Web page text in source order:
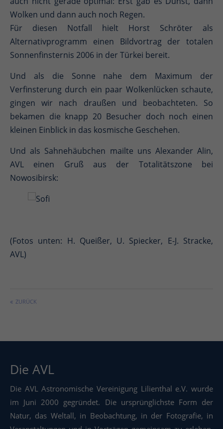
Wolken und dann auch noch Regen.
Für diesen Notfall hielt Horst Schröter als
Alternativprogramm einen Bildvortrag der totalen
Sonnenfinsternis 2006 in der Türkei bereit.
Und als die Sonne nahe dem Maximum der
Verfinsterung durch ein paar Wolkenlücken schaute,
gingen wir nach draußen und beobachteten. So
bekamen die knapp 20 Besucher doch noch einen
kleinen Einblick in das kosmische Geschehen.
Und als Sahnehäubchen mailte uns Alexander Alin,
AVL einen Gruß aus der Totalitätszone bei
Nowosibirsk:
(Fotos unten: H. Queißer, U. Spiecker, E-J. Stracke,
AVL)
ZURÜCK
Die AVL
Die AVL Astronomische Vereinigung Lilienthal e.V. wurde
im Juni 2000 gegründet. Die ursprünglichste Form der
Natur, das Weltall, in Beobachtung, in der Fotografie, in